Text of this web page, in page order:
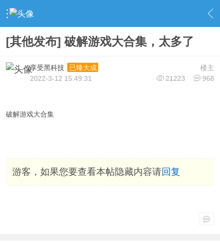
› 社区广场 › 游戏合集 › 内容
[其他发布] 破解游戏大合集，太多了
楼主
享受黑科技
已臻大成
21223
968
2022-3-12 15:49:31
破解游戏大合集
游客，如果您要查看本帖隐藏内容请回复